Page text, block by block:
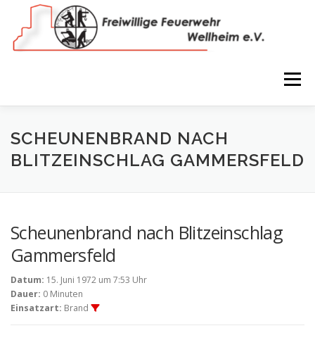
springen
Menü
NEWS VEREIN 150 JAHRE FEUERWEHR
COOKIE-RICHTLINIE (EU)
SCHEUNENBRAND NACH
BLITZEINSCHLAG GAMMERSFELD
Scheunenbrand nach Blitzeinschlag
Gammersfeld
Datum: 15. Juni 1972 um 7:53 Uhr
Dauer: 0 Minuten
Einsatzart: Brand